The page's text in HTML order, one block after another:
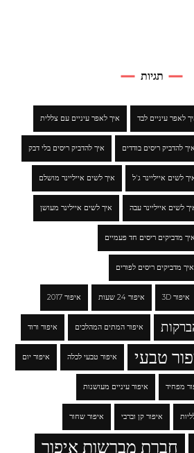
תגיות
לאפר עיניים לבד איך לאפר עיניים עם צללית
להדביק ריסים בודדים איך להדביק ריסים בלי דבק
לשים אייליינר ג'ל איך לשים אייליינר מושלם
לשים אייליינר עבה איך לשים איילינר מעושן
מדביקים ריסים חד פעמיים
איך מדביקים ריסים לפורים
איפור 3D איפור 24 שעות איפור 2017
איפור המתים המהלכים איפור ורוד
טבעי איפור טבעי לכלה איפור יום
מפחיד איפור עיניים מעושנות
איפור קן וברבי איפור שחור
חברת מברשות איפור